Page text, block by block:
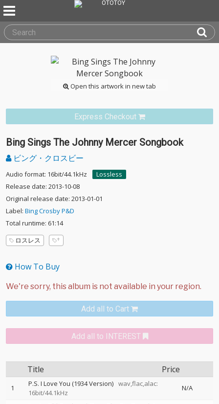
Open this artwork in new tab
Express Checkout
Bing Sings The Johnny Mercer Songbook
ビング・クロスビー
Audio format: 16bit/44.1kHz
Lossless
Release date: 2013-10-08
Original release date: 2013-01-01
Label: Bing Crosby P&D
Total runtime: 61:14
ロスレス
How To Buy
Add all to Cart
Add all to INTEREST
Title Price
1 P.S. I Love You (1934 Version) wav,flac,alac:
16bit/44.1kHz
N/A